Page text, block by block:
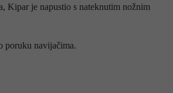
Kipar je napustio s nateknutim nožnim
poruku navijačima.